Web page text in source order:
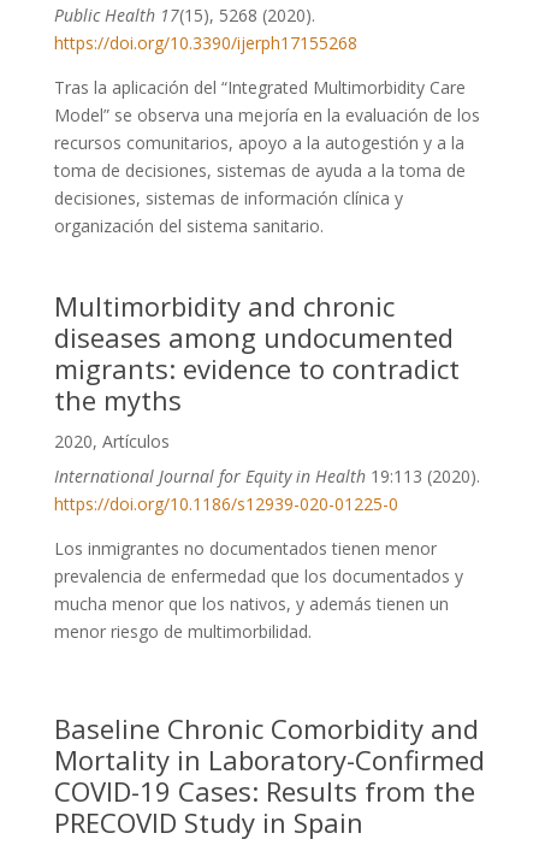
Public Health 17(15), 5268 (2020).
https://doi.org/10.3390/ijerph17155268
Tras la aplicación del “Integrated Multimorbidity Care
Model” se observa una mejoría en la evaluación de los
recursos comunitarios, apoyo a la autogestión y a la
toma de decisiones, sistemas de ayuda a la toma de
decisiones, sistemas de información clínica y
organización del sistema sanitario.
Multimorbidity and chronic
diseases among undocumented
migrants: evidence to contradict
the myths
2020, Artículos
International Journal for Equity in Health19:113 (2020).
https://doi.org/10.1186/s12939-020-01225-0
Los inmigrantes no documentados tienen menor
prevalencia de enfermedad que los documentados y
mucha menor que los nativos, y además tienen un
menor riesgo de multimorbilidad.
Baseline Chronic Comorbidity and
Mortality in Laboratory-Confirmed
COVID-19 Cases: Results from the
PRECOVID Study in Spain